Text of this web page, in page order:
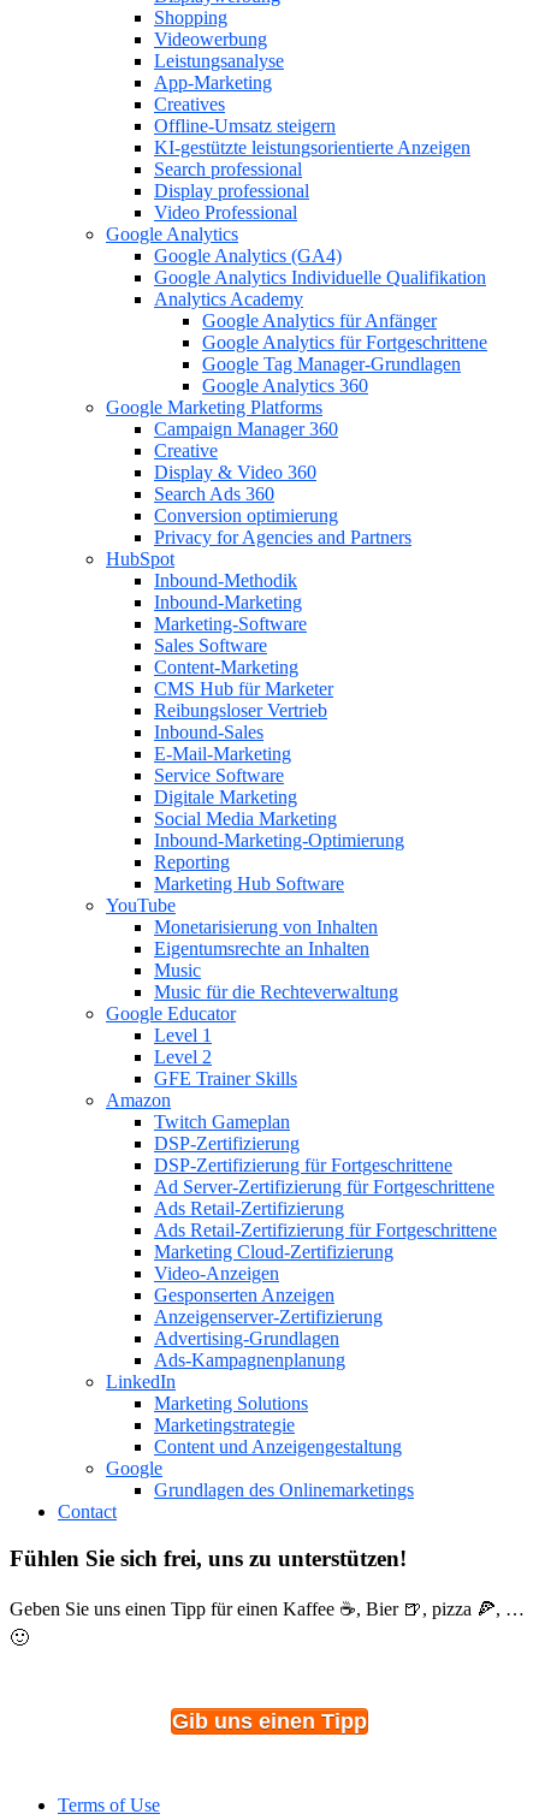
Shopping
Videowerbung
Leistungsanalyse
App-Marketing
Creatives
Offline-Umsatz steigern
KI-gestützte leistungsorientierte Anzeigen
Search professional
Display professional
Video Professional
Google Analytics
Google Analytics (GA4)
Google Analytics Individuelle Qualifikation
Analytics Academy
Google Analytics für Anfänger
Google Analytics für Fortgeschrittene
Google Tag Manager-Grundlagen
Google Analytics 360
Google Marketing Platforms
Campaign Manager 360
Creative
Display & Video 360
Search Ads 360
Conversion optimierung
Privacy for Agencies and Partners
HubSpot
Inbound-Methodik
Inbound-Marketing
Marketing-Software
Sales Software
Content-Marketing
CMS Hub für Marketer
Reibungsloser Vertrieb
Inbound-Sales
E-Mail-Marketing
Service Software
Digitale Marketing
Social Media Marketing
Inbound-Marketing-Optimierung
Reporting
Marketing Hub Software
YouTube
Monetarisierung von Inhalten
Eigentumsrechte an Inhalten
Music
Music für die Rechteverwaltung
Google Educator
Level 1
Level 2
GFE Trainer Skills
Amazon
Twitch Gameplan
DSP-Zertifizierung
DSP-Zertifizierung für Fortgeschrittene
Ad Server-Zertifizierung für Fortgeschrittene
Ads Retail-Zertifizierung
Ads Retail-Zertifizierung für Fortgeschrittene
Marketing Cloud-Zertifizierung
Video-Anzeigen
Gesponserten Anzeigen
Anzeigenserver-Zertifizierung
Advertising-Grundlagen
Ads-Kampagnenplanung
LinkedIn
Marketing Solutions
Marketingstrategie
Content und Anzeigengestaltung
Google
Grundlagen des Onlinemarketings
Contact
Fühlen Sie sich frei, uns zu unterstützen!
Geben Sie uns einen Tipp für einen Kaffee ☕, Bier 🍺, pizza 🍕, …
🙂
Gib uns einen Tipp
Terms of Use